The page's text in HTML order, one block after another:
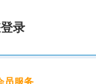
录
员服务